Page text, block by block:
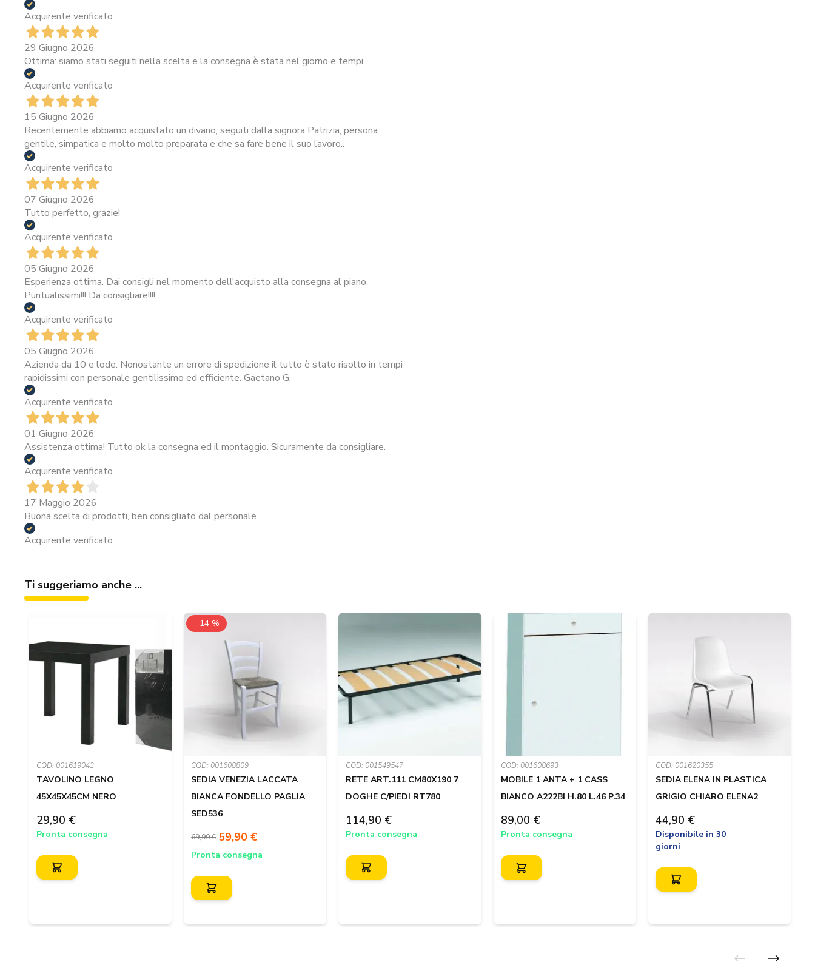
Acquirente verificato
29 Giugno 2026
Ottima: siamo stati seguiti nella scelta e la consegna è stata nel giorno e tempi
Acquirente verificato
15 Giugno 2026
Recentemente abbiamo acquistato un divano, seguiti dalla signora Patrizia, persona
gentile, simpatica e molto molto preparata e che sa fare bene il suo lavoro..
Acquirente verificato
07 Giugno 2026
Tutto perfetto, grazie!
Acquirente verificato
05 Giugno 2026
Esperienza ottima. Dai consigli nel momento dell'acquisto alla consegna al piano.
Puntualissimi!!! Da consigliare!!!!
Acquirente verificato
05 Giugno 2026
Azienda da 10 e lode. Nonostante un errore di spedizione il tutto è stato risolto in tempi
rapidissimi con personale gentilissimo ed efficiente. Gaetano G.
Acquirente verificato
01 Giugno 2026
Assistenza ottima! Tutto ok la consegna ed il montaggio. Sicuramente da consigliare.
Acquirente verificato
17 Maggio 2026
Buona scelta di prodotti, ben consigliato dal personale
Acquirente verificato
Ti suggeriamo anche ...
COD: 001619043
TAVOLINO LEGNO
45X45X45CM NERO
29,90 €
Pronta consegna
COD: 001608809
SEDIA VENEZIA LACCATA
BIANCA FONDELLO PAGLIA
SED536
- 14 %
69,90 € 59,90 €
Pronta consegna
COD: 001549547
RETE ART.111 CM80X190 7
DOGHE C/PIEDI RT780
114,90 €
Pronta consegna
COD: 001608693
MOBILE 1 ANTA + 1 CASS
BIANCO A222BI H.80 L.46 P.34
89,00 €
Pronta consegna
COD: 001620355
SEDIA ELENA IN PLASTICA
GRIGIO CHIARO ELENA2
44,90 €
Disponibile in 30
giorni